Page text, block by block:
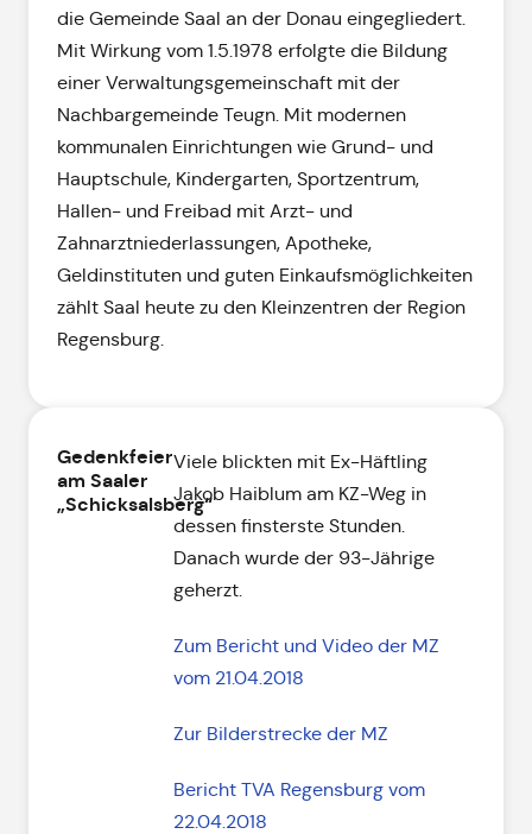
die Gemeinde Saal an der Donau eingegliedert.
Mit Wirkung vom 1.5.1978 erfolgte die Bildung
einer Verwaltungsgemeinschaft mit der
Nachbargemeinde Teugn. Mit modernen
kommunalen Einrichtungen wie Grund- und
Hauptschule, Kindergarten, Sportzentrum,
Hallen- und Freibad mit Arzt- und
Zahnarztniederlassungen, Apotheke,
Geldinstituten und guten Einkaufsmöglichkeiten
zählt Saal heute zu den Kleinzentren der Region
Regensburg.
Gedenkfeier
am Saaler
„Schicksalsberg“
Viele blickten mit Ex-Häftling
Jakob Haiblum am KZ-Weg in
dessen finsterste Stunden.
Danach wurde der 93-Jährige
geherzt.
Zum Bericht und Video der MZ
vom 21.04.2018
Zur Bilderstrecke der MZ
Bericht TVA Regensburg vom
22.04.2018